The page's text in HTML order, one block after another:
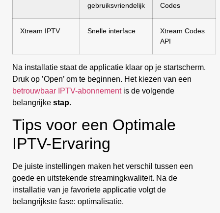
gebruiksvriendelijk
Codes
Xtream IPTV Snelle interface
Xtream Codes
API
Na installatie staat de applicatie klaar op je startscherm.
Druk op ’Open’ om te beginnen. Het kiezen van een
betrouwbaar IPTV-abonnementis de volgende
belangrijke stap.
Tips voor een Optimale
IPTV-Ervaring
De juiste instellingen maken het verschil tussen een
goede en uitstekende streamingkwaliteit. Na de
installatie van je favoriete applicatie volgt de
belangrijkste fase: optimalisatie.